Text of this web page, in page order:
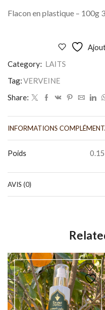
Flacon en plastique – 100g
Category: LAITS
Tag:VERVEINE
Share:
INFORMATIONS
Poids
AVIS (0)